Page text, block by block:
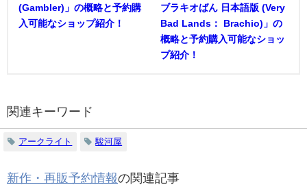
(Gambler)」の概略と予約購
入可能なショップ紹介！
ブラキオばん 日本語版 (Very
Bad Lands： Brachio)」の
概略と予約購入可能なショッ
プ紹介！
関連キーワード
アークライト 駿河屋
新作・再販予約情報の関連記事